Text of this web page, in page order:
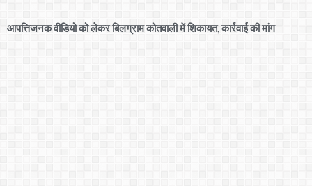
आपत्तिजनक वीडियो को लेकर बिलग्राम कोतवाली में शिकायत, कार्रवाई की मांग